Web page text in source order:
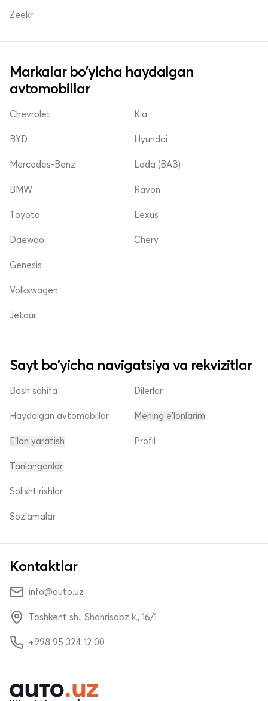
Zeekr
Markalar bo'yicha haydalgan
avtomobillar
Chevrolet
BYD
Mercedes-Benz
Kia
Hyundai
Lada (ВАЗ)
BMW
Toyota
Daewoo
Ravon
Lexus
Chery
Genesis
Volkswagen
Jetour
Sayt bo'yicha navigatsiya va rekvizitlar
Bosh sahifa
Haydalgan avtomobillar
E'lon yaratish
Dilerlar
Mening e'lonlarim
Profil
Tanlanganlar
Solishtirishlar
Sozlamalar
Kontaktlar
info@auto.uz
Toshkent sh., Shahrisabz k., 16/1
+998 95 324 12 00